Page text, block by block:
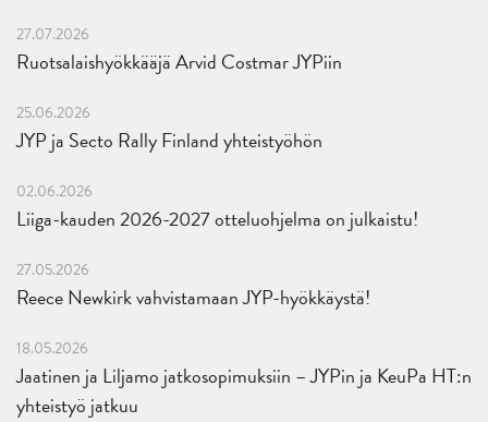
27.07.2026
Ruotsalaishyökkääjä Arvid Costmar JYPiin
25.06.2026
JYP ja Secto Rally Finland yhteistyöhön
02.06.2026
Liiga-kauden 2026-2027 otteluohjelma on julkaistu!
27.05.2026
Reece Newkirk vahvistamaan JYP-hyökkäystä!
18.05.2026
Jaatinen ja Liljamo jatkosopimuksiin – JYPin ja KeuPa HT:n
yhteistyö jatkuu